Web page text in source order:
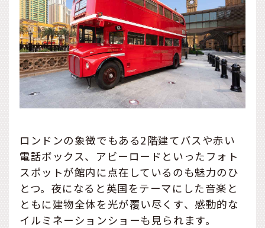
ロンドンの象徴でもある2階建てバスや赤い
電話ボックス、アビーロードといったフォト
スポットが館内に点在しているのも魅力のひ
とつ。夜になると英国をテーマにした音楽と
ともに建物全体を光が覆い尽くす、感動的な
イルミネーションショーも見られます。